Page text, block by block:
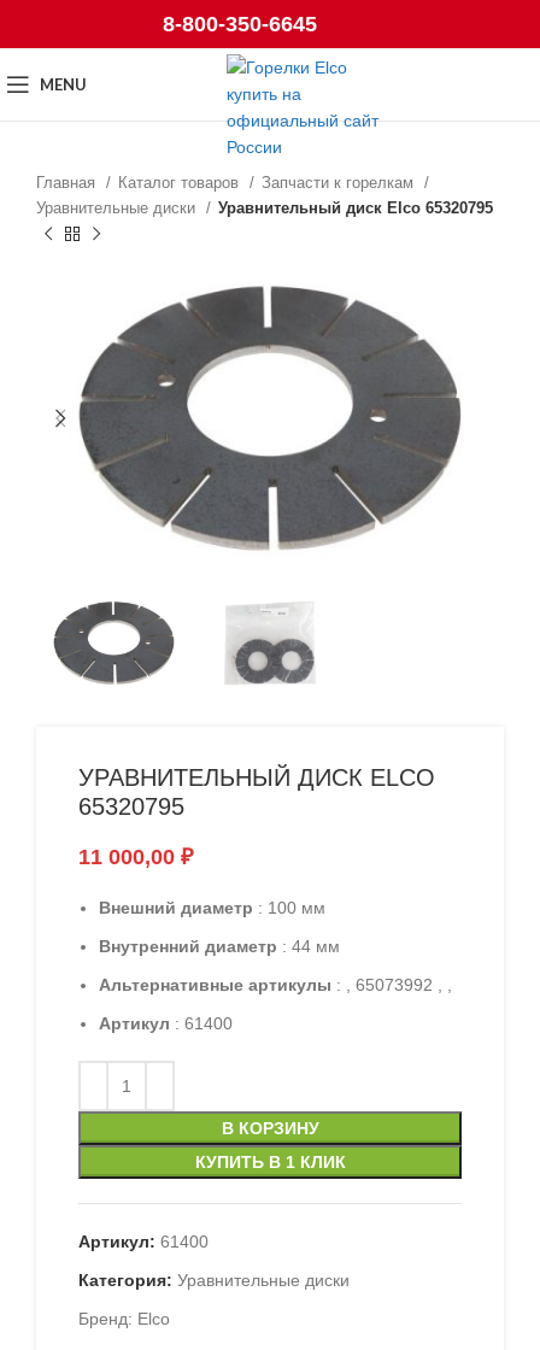
8-800-350-6645
MENU
Главная Каталог товаров
Запчасти к горелкам
Уравнительные диски
Уравнительный диск Elco 65320795
УРАВНИТЕЛЬНЫЙ ДИСК ELCO
65320795
11 000,00 ₽
Внешний диаметр : 100 мм
Внутренний диаметр : 44 мм
Альтернативные артикулы : , 65073992 , ,
Артикул : 61400
В КОРЗИНУ
КУПИТЬ В 1 КЛИК
Артикул: 61400
Категория: Уравнительные диски
Бренд: Elco